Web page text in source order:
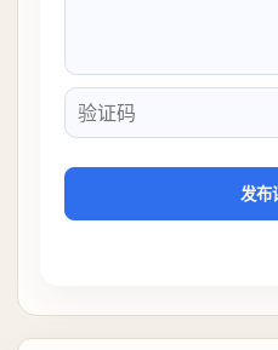
验证码
发布